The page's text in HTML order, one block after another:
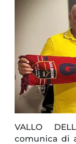
VALLO
comunica di